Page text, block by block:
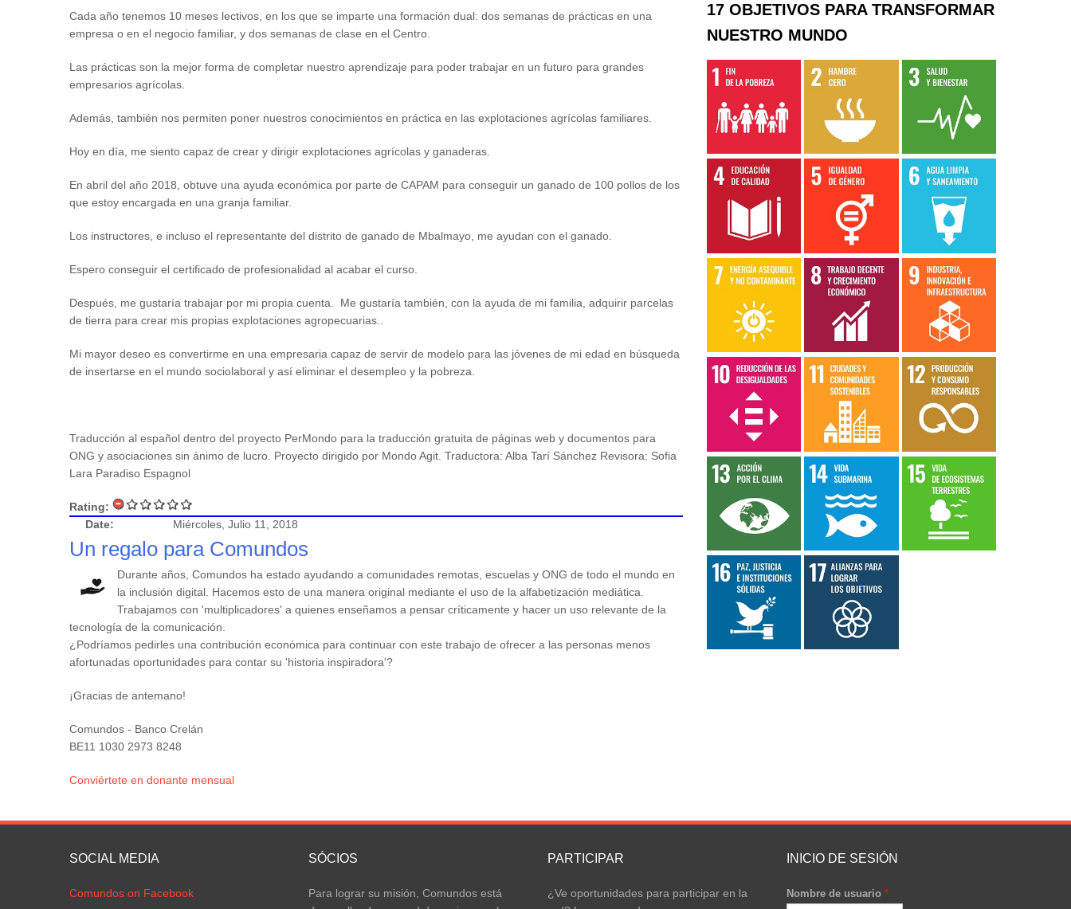
Cada año tenemos 10 meses lectivos, en los que se imparte una formación dual: dos semanas de prácticas en una
empresa o en el negocio familiar, y dos semanas de clase en el Centro.
Las prácticas son la mejor forma de completar nuestro aprendizaje para poder trabajar en un futuro para grandes
empresarios agrícolas.
Además, también nos permiten poner nuestros conocimientos en práctica en las explotaciones agrícolas familiares.
Hoy en día, me siento capaz de crear y dirigir explotaciones agrícolas y ganaderas.
En abril del año 2018, obtuve una ayuda económica por parte de CAPAM para conseguir un ganado de 100 pollos de los
que estoy encargada en una granja familiar.
Los instructores, e incluso el representante del distrito de ganado de Mbalmayo, me ayudan con el ganado.
Espero conseguir el certificado de profesionalidad al acabar el curso.
Después, me gustaría trabajar por mi propia cuenta. Me gustaría también, con la ayuda de mi familia, adquirir parcelas
de tierra para crear mis propias explotaciones agropecuarias..
Mi mayor deseo es convertirme en una empresaria capaz de servir de modelo para las jóvenes de mi edad en búsqueda
de insertarse en el mundo sociolaboral y así eliminar el desempleo y la pobreza.
Traducción al español dentro del proyecto PerMondo para la traducción gratuita de páginas web y documentos para
ONG y asociaciones sin ánimo de lucro. Proyecto dirigido por Mondo Agit. Traductora: Alba Tarí Sánchez Revisora: Sofia
Lara Paradiso Espagnol
Rating:
Date:
Miércoles, Julio 11, 2018
Un regalo para Comundos
Durante años, Comundos ha estado ayudando a comunidades remotas, escuelas y ONG de todo el mundo en
la inclusión digital. Hacemos esto de una manera original mediante el uso de la alfabetización mediática.
Trabajamos con 'multiplicadores' a quienes enseñamos a pensar críticamente y hacer un uso relevante de la
tecnología de la comunicación.
¿Podríamos pedirles una contribución económica para continuar con este trabajo de ofrecer a las personas menos
afortunadas oportunidades para contar su 'historia inspiradora'?
¡Gracias de antemano!
Comundos - Banco Crelán
BE11 1030 2973 8248
Conviértete en donante mensual
17 OBJETIVOS PARA TRANSFORMAR
NUESTRO MUNDO
SOCIAL MEDIA
Comundos on Facebook
SÓCIOS
Para lograr su misión, Comundos está
PARTICIPAR
¿Ve oportunidades para participar en la
INICIO DE SESIÓN
Nombre de usuario *